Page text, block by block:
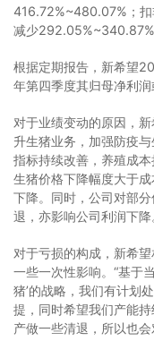
416.72%~480.07%；
减少292.05%~340.87%
根据定期报告，新希望
年第四季度其归母净利润
对于业绩变动的原因，
升生猪业务，加强防疫
指标持续改善，养殖成
生猪价格下降幅度大于
下降。同时，公司对部
退，亦影响公司利润下降
对于亏损的构成，新希
一些一次性影响。“基于
猪’的战略，我们有计划
提，同时希望我们产能
产做一些清退，所以也